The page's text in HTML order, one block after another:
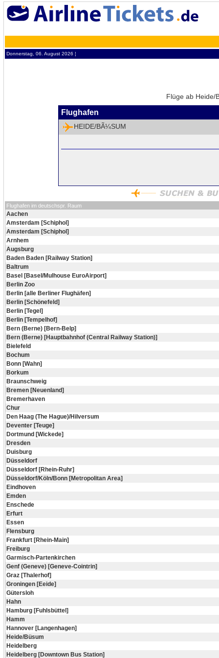
Donnerstag, 06. August 2026 ¦
Flüge ab Heide/
Flughafen
HEIDE/BÃ¼SUM
Flughafen im deutschspr. Raum
Aachen
Amsterdam [Schiphol]
Amsterdam [Schiphol]
Arnhem
Augsburg
Baden Baden [Railway Station]
Baltrum
Basel [Basel/Mulhouse EuroAirport]
Berlin Zoo
Berlin [alle Berliner Flughäfen]
Berlin [Schönefeld]
Berlin [Tegel]
Berlin [Tempelhof]
Bern (Berne) [Bern-Belp]
Bern (Berne) [Hauptbahnhof (Central Railway Station)]
Bielefeld
Bochum
Bonn [Wahn]
Borkum
Braunschweig
Bremen [Neuenland]
Bremerhaven
Chur
Den Haag (The Hague)/Hilversum
Deventer [Teuge]
Dortmund [Wickede]
Dresden
Duisburg
Düsseldorf
Düsseldorf [Rhein-Ruhr]
Düsseldorf/Köln/Bonn [Metropolitan Area]
Eindhoven
Emden
Enschede
Erfurt
Essen
Flensburg
Frankfurt [Rhein-Main]
Freiburg
Garmisch-Partenkirchen
Genf (Geneve) [Geneve-Cointrin]
Graz [Thalerhof]
Groningen [Eeide]
Gütersloh
Hahn
Hamburg [Fuhlsbüttel]
Hamm
Hannover [Langenhagen]
Heide/Büsum
Heidelberg
Heidelberg [Downtown Bus Station]